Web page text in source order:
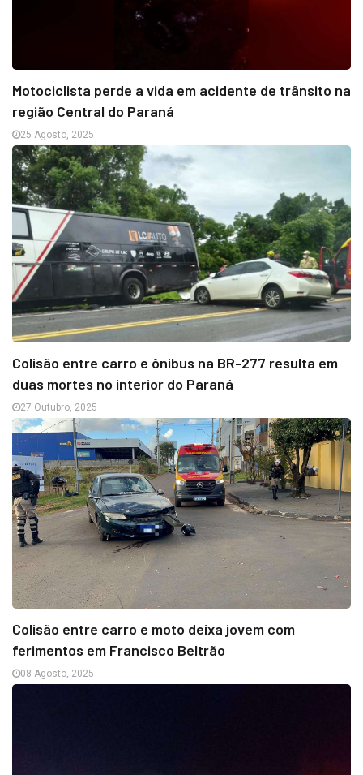
Motociclista perde a vida em acidente de trânsito na
região Central do Paraná
25 Agosto, 2025
Colisão entre carro e ônibus na BR-277 resulta em
duas mortes no interior do Paraná
27 Outubro, 2025
Colisão entre carro e moto deixa jovem com
ferimentos em Francisco Beltrão
08 Agosto, 2025